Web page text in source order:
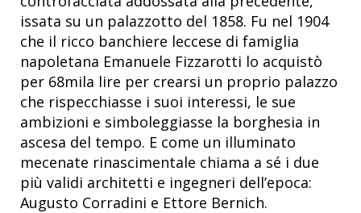
issata su un palazzotto del 1858. Fu nel 1904
che il ricco banchiere leccese di famiglia
napoletana Emanuele Fizzarotti lo acquistò
per 68mila lire per crearsi un proprio palazzo
che rispecchiasse i suoi interessi, le sue
ambizioni e simboleggiasse la borghesia in
ascesa del tempo. E come un illuminato
mecenate rinascimentale chiama a sé i due
più validi architetti e ingegneri dell’epoca:
Augusto Corradini e Ettore Bernich.